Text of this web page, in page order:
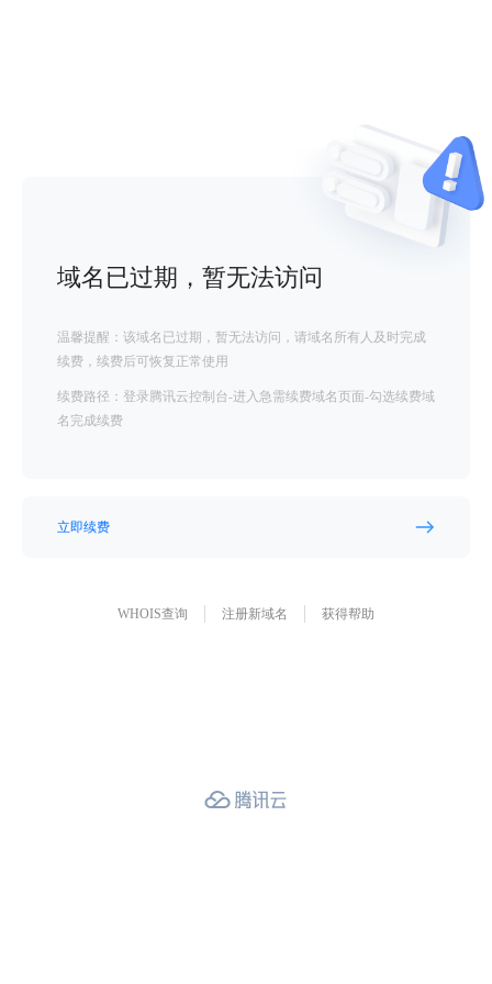
域名已过期，暂无法访问
温馨提醒：该域名已过期，暂无法访问，请域名所有人及时完成
续费，续费后可恢复正常使用
续费路径：登录腾讯云控制台-进入急需续费域名页面-勾选续费域
名完成续费
立即续费
WHOIS查询 注册新域名 获得帮助